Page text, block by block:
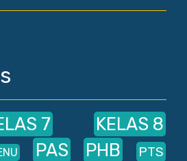
7
KELAS 8
PAS PHB PTS